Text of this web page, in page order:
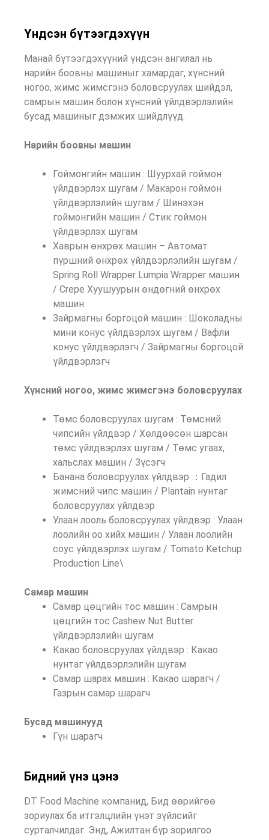
Үндсэн бүтээгдэхүүн
Манай бүтээгдэхүүний үндсэн ангилал нь
нарийн боовны машиныг хамардаг, хүнсний
ногоо, жимс жимсгэнэ боловсруулах шийдэл,
самрын машин болон хүнсний үйлдвэрлэлийн
бусад машиныг дэмжих шийдлүүд.
Нарийн боовны машин
Гоймонгийн машин : Шуурхай гоймон
үйлдвэрлэх шугам / Макарон гоймон
үйлдвэрлэлийн шугам / Шинэхэн
гоймонгийн машин / Стик гоймон
үйлдвэрлэх шугам
Хаврын өнхрөх машин – Автомат
пүршний өнхрөх үйлдвэрлэлийн шугам /
Spring Roll Wrapper Lumpia Wrapper машин
/ Crepe Хуушуурын өндөгний өнхрөх
машин
Зайрмагны боргоцой машин : Шоколадны
мини конус үйлдвэрлэх шугам / Вафли
конус үйлдвэрлэгч / Зайрмагны боргоцой
үйлдвэрлэгч
Хүнсний ногоо, жимс жимсгэнэ боловсруулах
Төмс боловсруулах шугам : Төмсний
чипсийн үйлдвэр / Хөлдөөсөн шарсан
төмс үйлдвэрлэх шугам / Төмс угаах,
хальслах машин / Зүсэгч
Банана боловсруулах үйлдвэр ：Гадил
жимсний чипс машин / Plantain нунтаг
боловсруулах үйлдвэр
Улаан лооль боловсруулах үйлдвэр : Улаан
лоолийн оо хийх машин / Улаан лоолийн
соус үйлдвэрлэх шугам / Tomato Ketchup
Production Line\
Самар машин
Самар цөцгийн тос машин : Самрын
цөцгийн тос Cashew Nut Butter
үйлдвэрлэлийн шугам
Какао боловсруулах үйлдвэр : Какао
нунтаг үйлдвэрлэлийн шугам
Самар шарах машин : Какао шарагч /
Газрын самар шарагч
Бусад машинууд
Гүн шарагч
Бидний үнэ цэнэ
DT Food Machine компанид, Бид өөрийгөө
зориулах ба итгэлцлийн үнэт зүйлсийг
сурталчилдаг. Энд, Ажилтан бүр зорилгоо